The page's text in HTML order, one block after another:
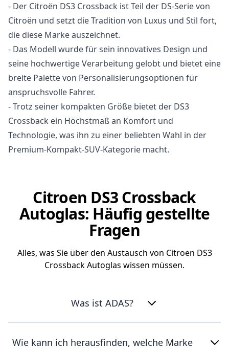
- Der Citroën DS3 Crossback ist Teil der DS-Serie von
Citroën und setzt die Tradition von Luxus und Stil fort,
die diese Marke auszeichnet.
- Das Modell wurde für sein innovatives Design und
seine hochwertige Verarbeitung gelobt und bietet eine
breite Palette von Personalisierungsoptionen für
anspruchsvolle Fahrer.
- Trotz seiner kompakten Größe bietet der DS3
Crossback ein Höchstmaß an Komfort und
Technologie, was ihn zu einer beliebten Wahl in der
Premium-Kompakt-SUV-Kategorie macht.
Citroen DS3 Crossback
Autoglas: Häufig gestellte
Fragen
Alles, was Sie über den Austausch von Citroen DS3
Crossback Autoglas wissen müssen.
Was ist ADAS?
Wie kann ich herausfinden, welche Marke